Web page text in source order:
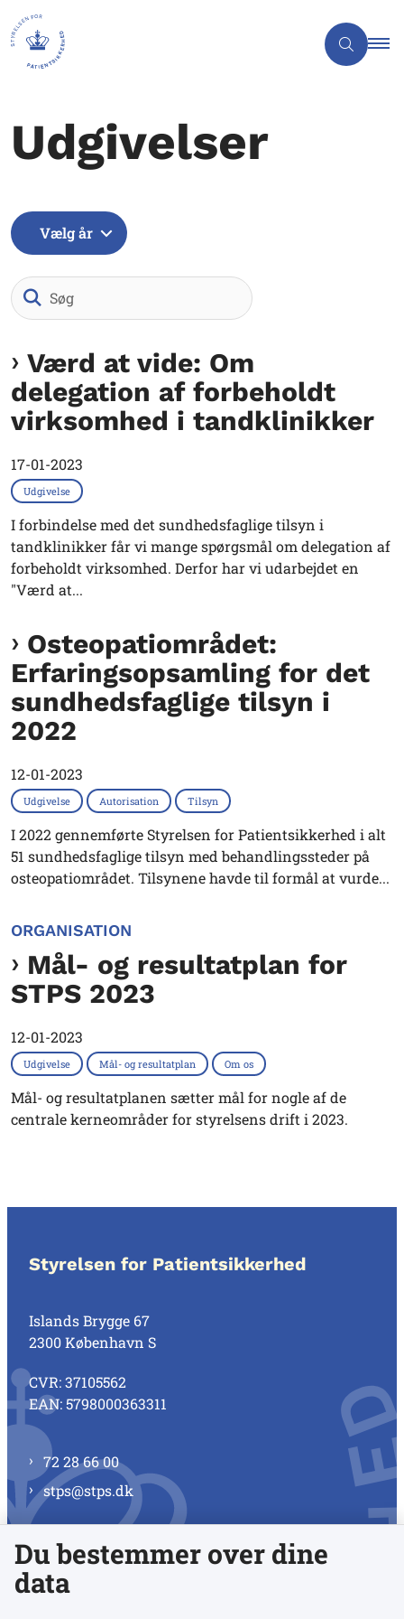
Udgivelser
Vælg år
Værd at vide: Om
delegation af forbeholdt
virksomhed i tandklinikker
17-01-2023
Udgivelse
I forbindelse med det sundhedsfaglige tilsyn i
tandklinikker får vi mange spørgsmål om delegation af
forbeholdt virksomhed. Derfor har vi udarbejdet en
"Værd at...
Osteopatiområdet:
Erfaringsopsamling for det
sundhedsfaglige tilsyn i
2022
12-01-2023
Udgivelse Autorisation Tilsyn
I 2022 gennemførte Styrelsen for Patientsikkerhed i alt
51 sundhedsfaglige tilsyn med behandlingssteder på
osteopatiområdet. Tilsynene havde til formål at vurde...
ORGANISATION
Mål- og resultatplan for
STPS 2023
12-01-2023
Udgivelse Mål- og resultatplan Om os
Mål- og resultatplanen sætter mål for nogle af de
centrale kerneområder for styrelsens drift i 2023.
Styrelsen for Patientsikkerhed
Islands Brygge 67
2300 København S
CVR: 37105562
EAN: 5798000363311
72 28 66 00
stps@stps.dk
Se alle kontaktnumre
Du bestemmer over dine
data